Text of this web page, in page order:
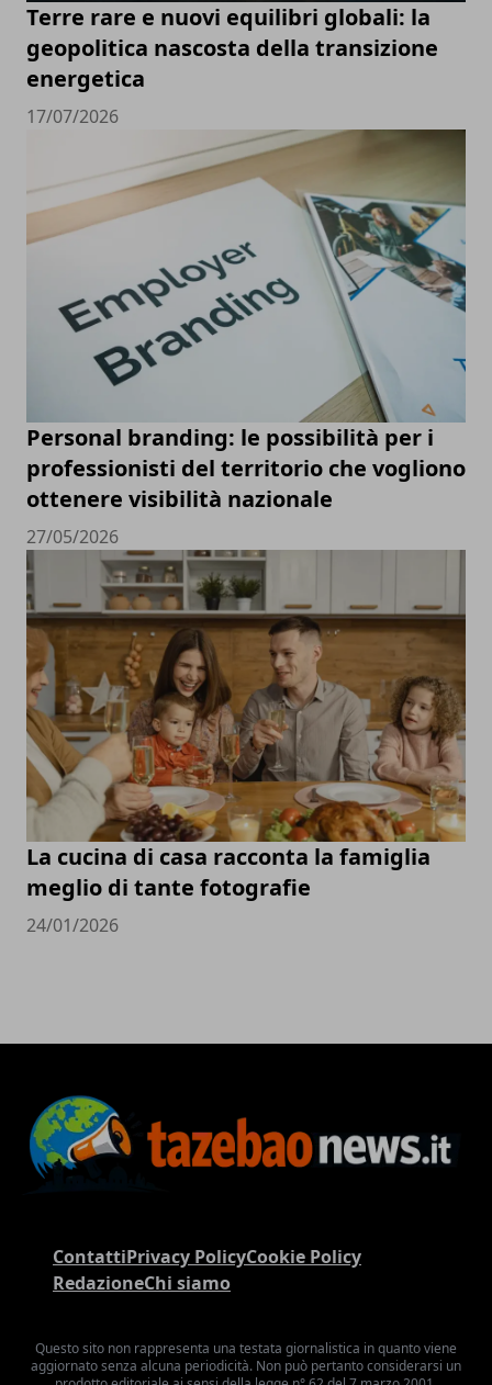
Terre rare e nuovi equilibri globali: la
geopolitica nascosta della transizione
energetica
17/07/2026
Personal branding: le possibilità per i
professionisti del territorio che vogliono
ottenere visibilità nazionale
27/05/2026
La cucina di casa racconta la famiglia
meglio di tante fotografie
24/01/2026
ContattiPrivacy PolicyCookie Policy
RedazioneChi siamo
Questo sito non rappresenta una testata giornalistica in quanto viene
aggiornato senza alcuna periodicità. Non può pertanto considerarsi un